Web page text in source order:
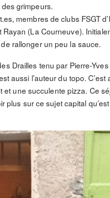
grimpeurs.
membres de clubs FSGT
(La Courneuve).
rallonger un peu la sauce.
Drailles tenu par Pierre-
aussi l’auteur du topo.
et une succulente pizza. Ce
sur ce sujet capital